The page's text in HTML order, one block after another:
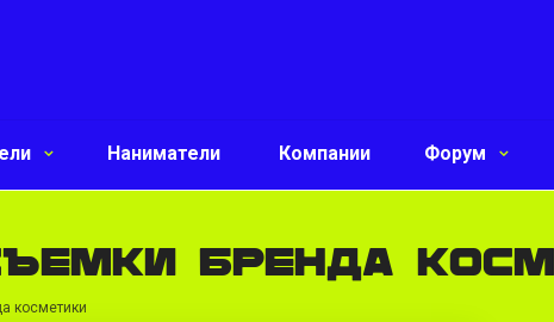
Наниматели Компании Форум
бренда
косметики